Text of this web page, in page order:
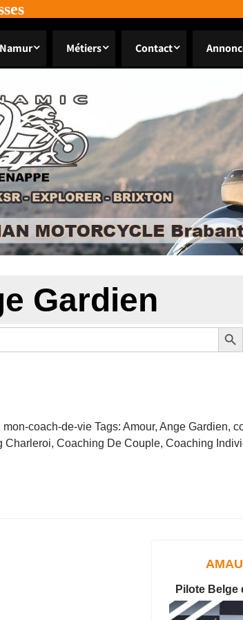
Namur Métiers Contact
Gardien
Search Button
coach-de-vie Tags: Amour, Ange Gardien,
Coaching De Couple, Coaching
Pilote